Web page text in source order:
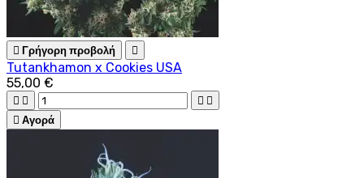
 Γρήγορη προβολή 
Tutankhamon x Cookies USA
55,00 €
   
 Αγορά